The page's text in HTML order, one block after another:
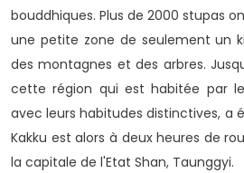
bouddhiques. Plus de 2000 stupas
une petite zone de seulement un
des montagnes et des arbres.
cette région qui est habitée par
avec leurs habitudes distinctives, a
Kakku est alors à deux heures de
la capitale de l'Etat Shan, Taunggyi.